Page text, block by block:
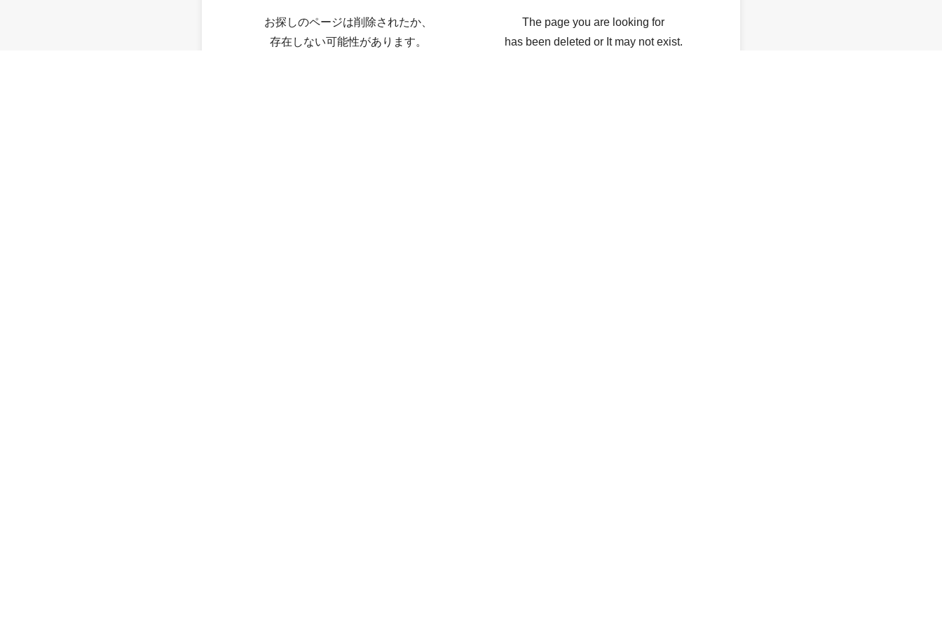
お探しのページは削除されたか、
存在しない可能性があります。
The page you are looking for
has been deleted or It may not exist.